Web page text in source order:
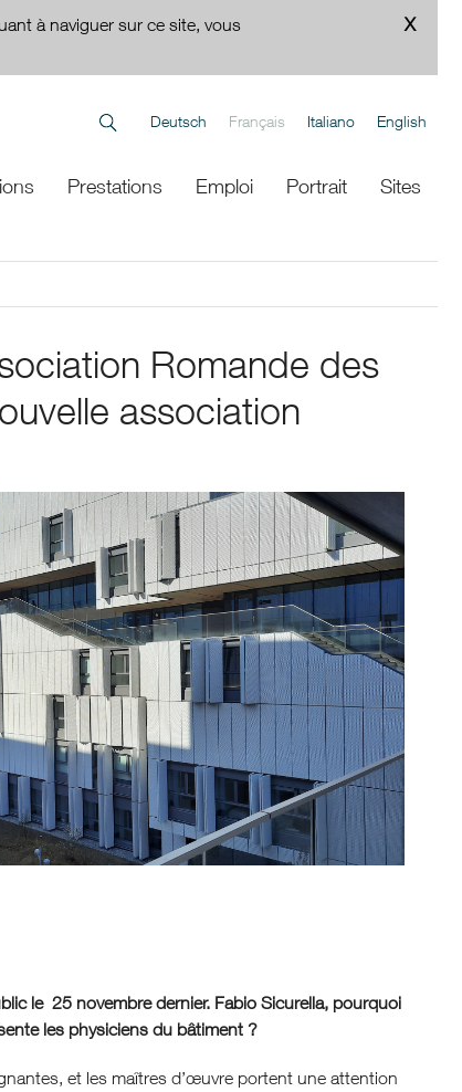
à naviguer sur ce site, vous
Deutsch Français Italiano English
Prestations Emploi Portrait Sites
Romande des
association
le 25 novembre dernier. Fabio Sicurella, pourquoi
les physiciens du bâtiment ?
et les maîtres d’œuvre portent une attention